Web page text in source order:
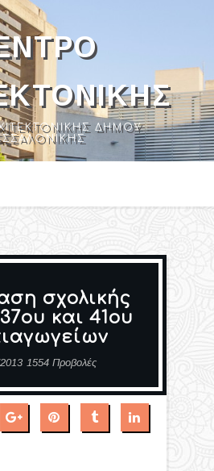
ΔΉΜΟΥ
σχολικής
και 41ου
1554 Προβολές